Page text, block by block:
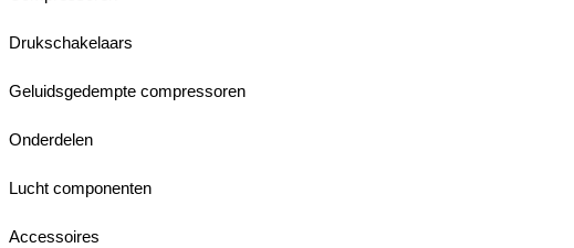
Drukschakelaars
Geluidsgedempte compressoren
Onderdelen
Lucht componenten
Accessoires